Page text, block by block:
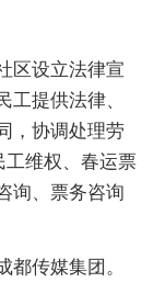
区设立法律宣
工提供法律、
，协调处理劳
工维权、春运票
询、票务咨询
都传媒集团。